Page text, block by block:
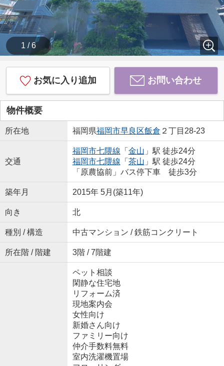
1 / 6
お気に入り追加 お問い合わせ
物件概要
所在地 福岡県福岡市早良区飯倉 ２丁目28-23
交通
福岡市七隈線 「 金山 」駅 徒歩24分
福岡市七隈線 「 茶山 」駅 徒歩24分
「原農協前」バス停下車 徒歩3分
築年月 2015年 5月(築11年)
向き 北
種別 / 構造 中古マンション / 鉄筋コンクリート
所在階 / 階建 3階 / 7階建
ペット相談
閑静な住宅地
リフォーム済
現地案内会
女性向け
新婚さん向け
ファミリー向け
仲介手数料無料
室内洗濯機置場